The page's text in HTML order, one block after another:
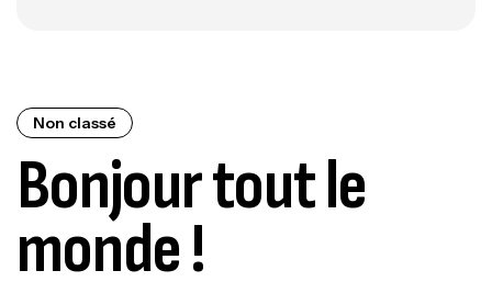
Non classé
Bonjour tout le
monde !